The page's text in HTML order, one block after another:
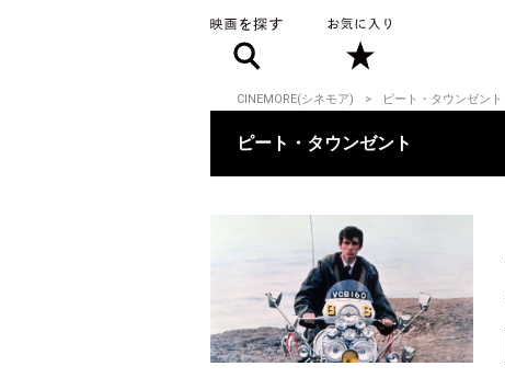
CINEMORE(シネモア) ピート・タウンゼント
ピート・タウンゼント